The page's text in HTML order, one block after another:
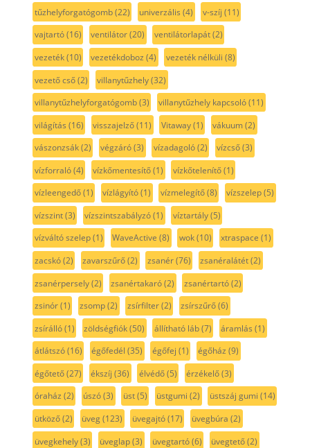
tűzhelyforgatógomb(22) univerzális (4) v-szíj (11)
vajtartó(16) ventilátor(20) ventilátorlapát(2)
vezeték(10) vezetékdoboz (4) vezeték nélküli (8)
vezető cső(2) villanytűzhely(32)
villanytűzhelyforgatógomb(3) villanytűzhely kapcsoló(11)
világítás (16) visszajelző(11) Vitaway(1) vákuum(2)
vászonzsák(2) végzáró(3) vízadagoló(2) vízcső(3)
vízforraló(4) vízkőmentesítő(1) vízkőtelenítő(1)
vízleengedő(1) vízlágyító(1) vízmelegítő(8) vízszelep(5)
vízszint(3) vízszintszabályzó(1) víztartály(5)
vízváltó szelep(1) WaveActive (8) wok(10) xtraspace (1)
zacskó(2) zavarszűrő(2) zsanér(76) zsanéralátét(2)
zsanérpersely(2) zsanértakaró(2) zsanértartó(2)
zsinór(1) zsomp(2) zsírfilter(2) zsírszűrő(6)
zsírálló(1) zöldségfiók(50) állítható láb(7) áramlás (1)
átlátszó(16) égőfedél (35) égőfej (1) égőház (9)
égőtető(27) ékszíj (36) élvédő(5) érzékelő(3)
óraház (2) úszó(3) üst(5) üstgumi (2) üstszáj gumi (14)
ütköző(2) üveg(123) üvegajtó(17) üvegbúra (2)
üvegkehely(3) üveglap(3) üvegtartó(6) üvegtető(2)